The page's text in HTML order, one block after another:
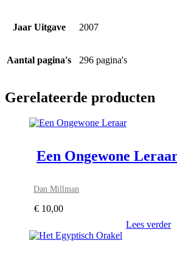
Jaar Uitgave 2007
Aantal pagina's 296 pagina's
Gerelateerde producten
Een Ongewone
Dan Millman
€ 10,00
Lees verder